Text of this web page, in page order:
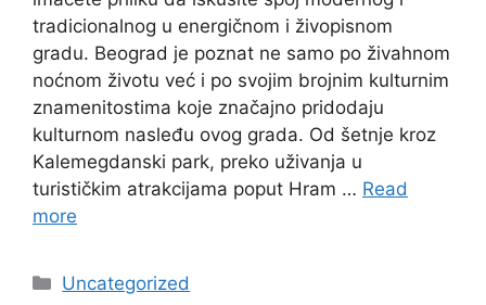
tradicionalnog u energičnom i živopisnom
gradu. Beograd je poznat ne samo po živahnom
noćnom životu već i po svojim brojnim kulturnim
znamenitostima koje značajno pridodaju
kulturnom nasleđu ovog grada. Od šetnje kroz
Kalemegdanski park, preko uživanja u
turističkim atrakcijama poput Hram … Read
more
Categories
Uncategorized